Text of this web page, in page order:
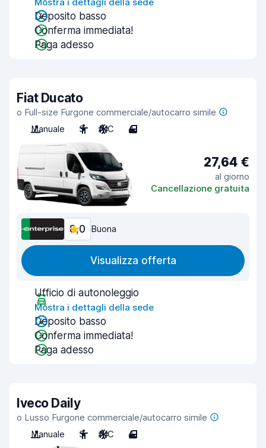
Deposito basso
Conferma immediata!
Paga adesso
Fiat Ducato
o Full-size Furgone commerciale/autocarro simile
Manuale
3 A/C 4
27,64 €
al giorno
Cancellazione gratuita
8,0 Buona
Visualizza offerta
Ufficio di autonoleggio
Mostra i dettagli della sede
Deposito basso
Conferma immediata!
Paga adesso
Iveco Daily
o Lusso Furgone commerciale/autocarro simile
Manuale
3 A/C 4